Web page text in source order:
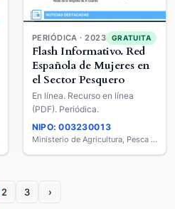
PERIÓDICA · 2023 GRATUITA
Flash Informativo. Red
Española de Mujeres en
el Sector Pesquero
En línea. Recurso en línea
(PDF). Periódica.
NIPO: 003230013
Ministerio de Agricultura, Pesca y Alimentación
2 3 ›